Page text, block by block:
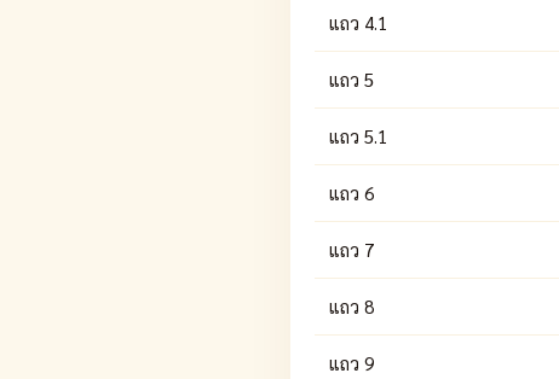
แถว 4.1
แถว 5
แถว 5.1
แถว 6
แถว 7
แถว 8
แถว 9